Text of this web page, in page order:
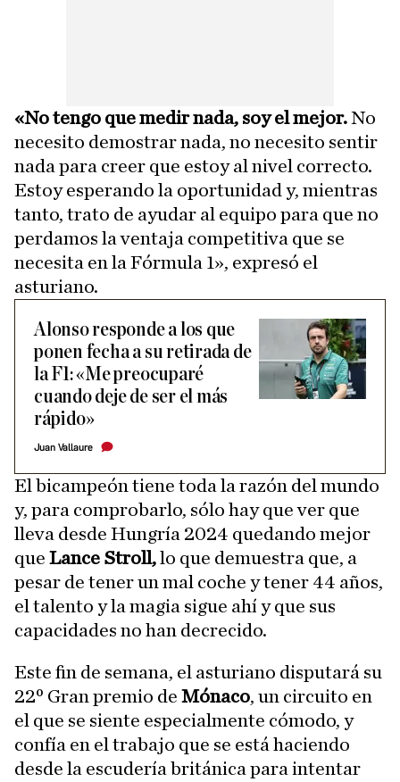
«No tengo que medir nada, soy el mejor.No
necesito demostrar nada, no necesito sentir
nada para creer que estoy al nivel correcto.
Estoy esperando la oportunidad y, mientras
tanto, trato de ayudar al equipo para que no
perdamos la ventaja competitiva que se
necesita en la Fórmula 1», expresó el
asturiano.
Alonso responde a los que
ponen fecha a su retirada de
la F1: «Me preocuparé
cuando deje de ser el más
rápido»
Juan Vallaure
El bicampeón tiene toda la razón del mundo
y, para comprobarlo, sólo hay que ver que
lleva desde Hungría 2024 quedando mejor
que Lance Stroll,lo que demuestra que, a
pesar de tener un mal coche y tener 44 años,
el talento y la magia sigue ahí y que sus
capacidades no han decrecido.
Este fin de semana, el asturiano disputará su
22º Gran premio de Mónaco, un circuito en
el que se siente especialmente cómodo, y
confía en el trabajo que se está haciendo
desde la escudería británica para intentar